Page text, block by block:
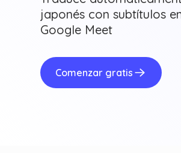
japonés con subtítulos
Google Meet
Comenzar gratis